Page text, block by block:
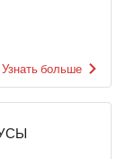
Узнать больше